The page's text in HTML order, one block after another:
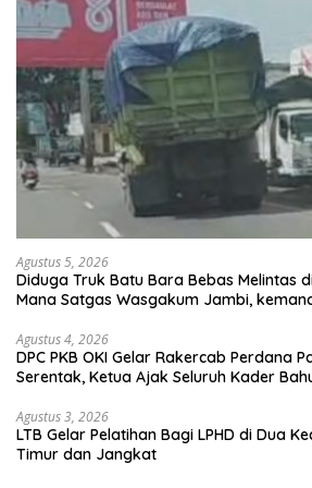
Agustus 5, 2026
Diduga Truk Batu Bara Bebas Melintas
Mana Satgas Wasgakum Jambi,
Agustus 4, 2026
DPC PKB OKI Gelar Rakercab Perdana
Serentak, Ketua Ajak Seluruh Kader
Agustus 3, 2026
LTB Gelar Pelatihan Bagi LPHD di Dua
Timur dan Jangkat